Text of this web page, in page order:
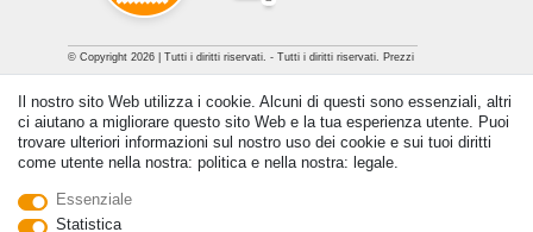
Il nostro sito Web utilizza i cookie. Alcuni di questi sono essenziali, altri
ci aiutano a migliorare questo sito Web e la tua esperienza utente. Puoi
trovare ulteriori informazioni sul nostro uso dei cookie e sui tuoi diritti
come utente nella nostra: politica e nella nostra: legale.
Essenziale
Statistica
© Copyright 2026 | Tutti i diritti riservati. - Tutti i diritti riservati. Prezzi
incl. 19% di imposta sul valore aggiunto | prezzi base vedi dettaglio
articolo | *Si applica alle consegne in Italia!
Withdraw from contract here Contatto